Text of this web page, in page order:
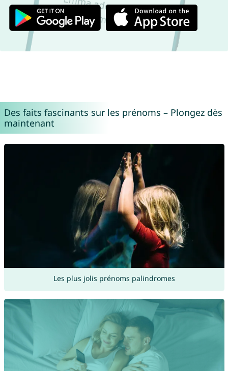
Des faits fascinants sur les prénoms – Plongez dès
maintenant
Les plus jolis prénoms palindromes